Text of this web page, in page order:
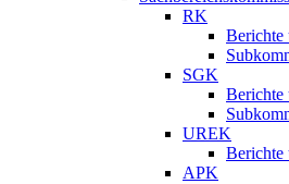
RK
Berichte
SGK
Berichte
UREK
Berichte
APK